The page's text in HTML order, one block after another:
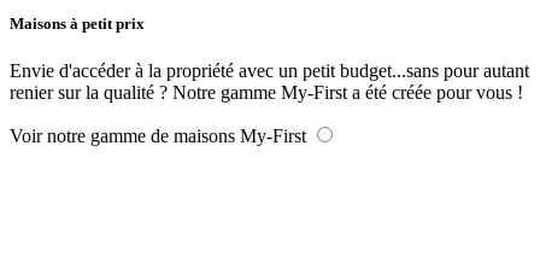
Maisons à petit prix
Envie d'accéder à la propriété avec un petit budget...sans pour autant
renier sur la qualité ? Notre gamme My-First a été créée pour vous !
Voir notre gamme de maisons My-First